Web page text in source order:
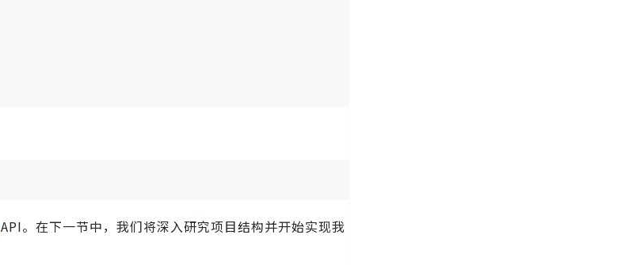
API。在下一节中，我们将深入研究项目结构并开始实现我